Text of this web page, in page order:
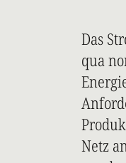
Das
qua
Netz